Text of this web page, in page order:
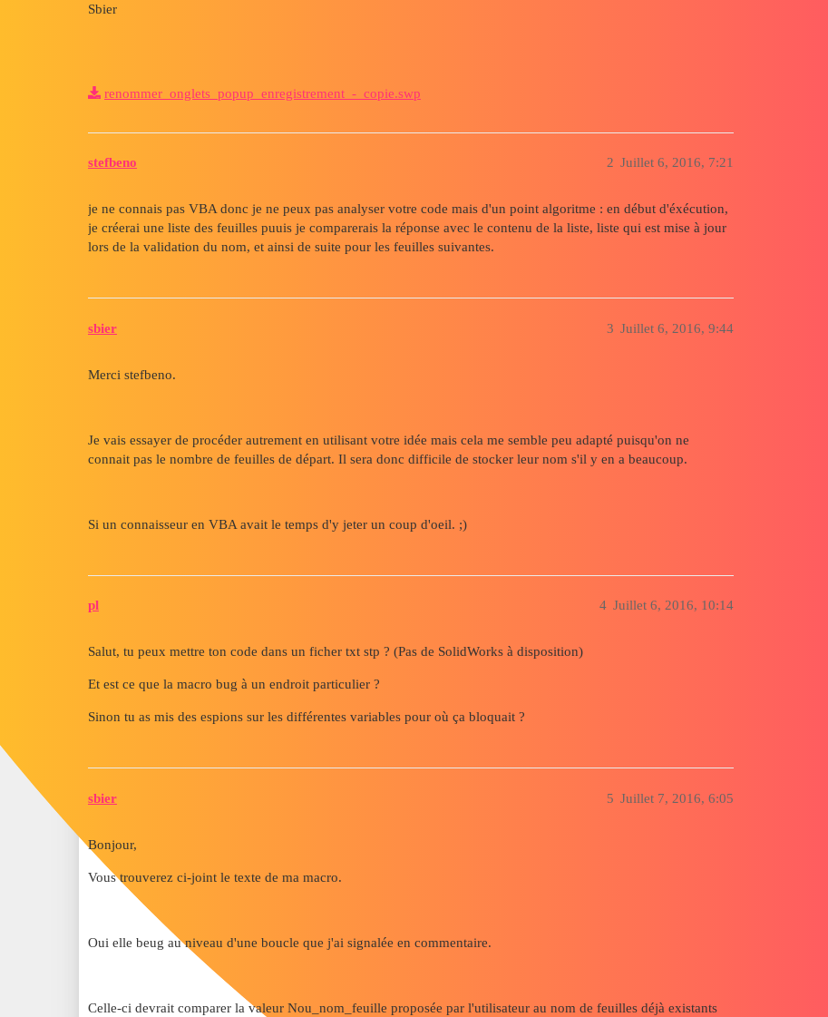
Sbier
renommer_onglets_popup_enregistrement_-_copie.swp
stefbeno Juillet 6, 2016, 7:21
2
je ne connais pas VBA donc je ne peux pas analyser votre code mais d'un point algoritme : en début d'éxécution,
je créerai une liste des feuilles puuis je comparerais la réponse avec le contenu de la liste, liste qui est mise à jour
lors de la validation du nom, et ainsi de suite pour les feuilles suivantes.
sbier Juillet 6, 2016, 9:44
3
Merci stefbeno.
Je vais essayer de procéder autrement en utilisant votre idée mais cela me semble peu adapté puisqu'on ne
connait pas le nombre de feuilles de départ. Il sera donc difficile de stocker leur nom s'il y en a beaucoup.
Si un connaisseur en VBA avait le temps d'y jeter un coup d'oeil. ;)
pl Juillet 6, 2016, 10:14
4
Salut, tu peux mettre ton code dans un ficher txt stp ? (Pas de SolidWorks à disposition)
Et est ce que la macro bug à un endroit particulier ?
Sinon tu as mis des espions sur les différentes variables pour où ça bloquait ?
sbier Juillet 7, 2016, 6:05
5
Bonjour,
Vous trouverez ci-joint le texte de ma macro.
Oui elle beug au niveau d'une boucle que j'ai signalée en commentaire.
Celle-ci devrait comparer la valeur Nou_nom_feuille proposée par l'utilisateur au nom de feuilles déjà existants